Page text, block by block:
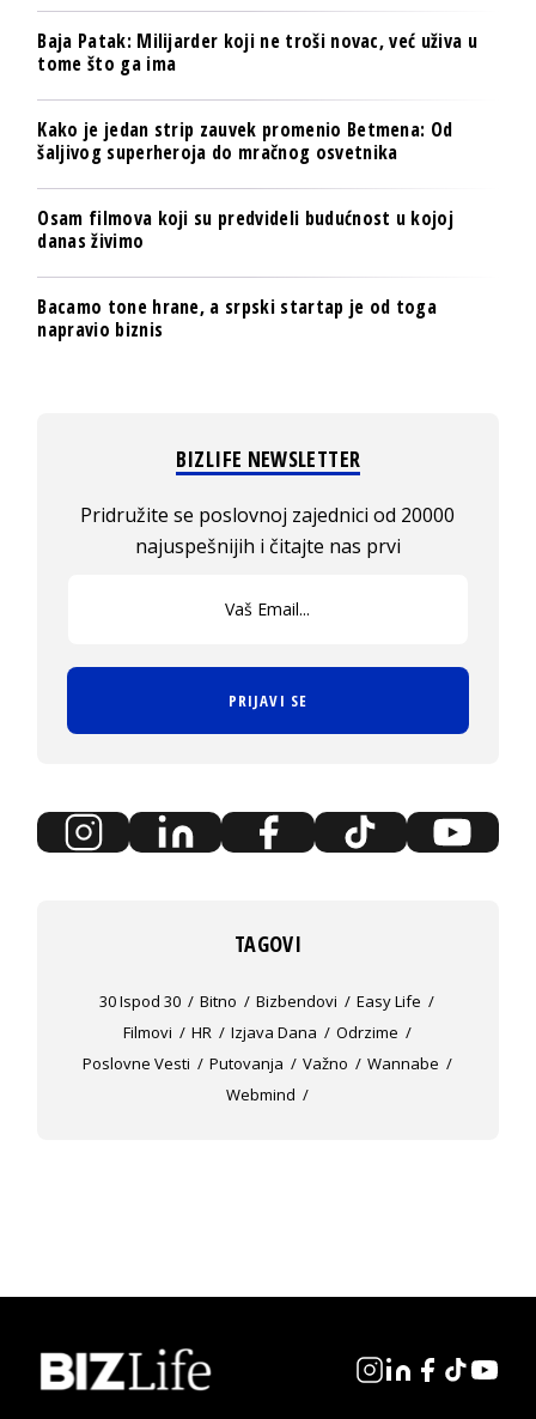
Baja Patak: Milijarder koji ne troši novac, već uživa u
tome što ga ima
Kako je jedan strip zauvek promenio Betmena: Od
šaljivog superheroja do mračnog osvetnika
Osam filmova koji su predvideli budućnost u kojoj
danas živimo
Bacamo tone hrane, a srpski startap je od toga
napravio biznis
BIZLIFE NEWSLETTER
Pridružite se poslovnoj zajednici od 20000
najuspešnijih i čitajte nas prvi
PRIJAVI SE
TAGOVI
30 Ispod 30 Bitno Bizbendovi
Easy Life
Filmovi
HR Izjava Dana
Odrzime
Poslovne Vesti
Putovanja Važno
Wannabe
Webmind